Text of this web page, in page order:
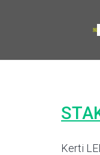
Kerti